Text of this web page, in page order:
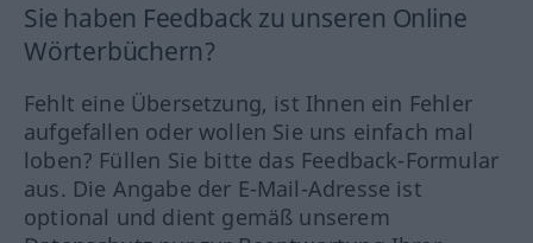
Sie haben Feedback zu unseren Online
Wörterbüchern?
Fehlt eine Übersetzung, ist Ihnen ein Fehler
aufgefallen oder wollen Sie uns einfach mal
loben? Füllen Sie bitte das Feedback-Formular
aus. Die Angabe der E-Mail-Adresse ist
optional und dient gemäß unserem